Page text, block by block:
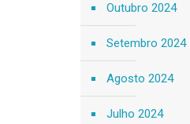
Outubro 2024
Setembro 2024
Agosto 2024
Julho 2024